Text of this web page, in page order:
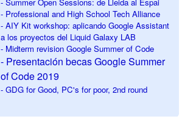
- Professional and High School Tech Alliance
- AIY Kit workshop: aplicando Google Assistant
a los proyectos del Liquid Galaxy LAB
- Midterm revision Google Summer of Code
- Presentación becas Google Summer
of Code 2019
- GDG for Good, PC's for poor, 2nd round